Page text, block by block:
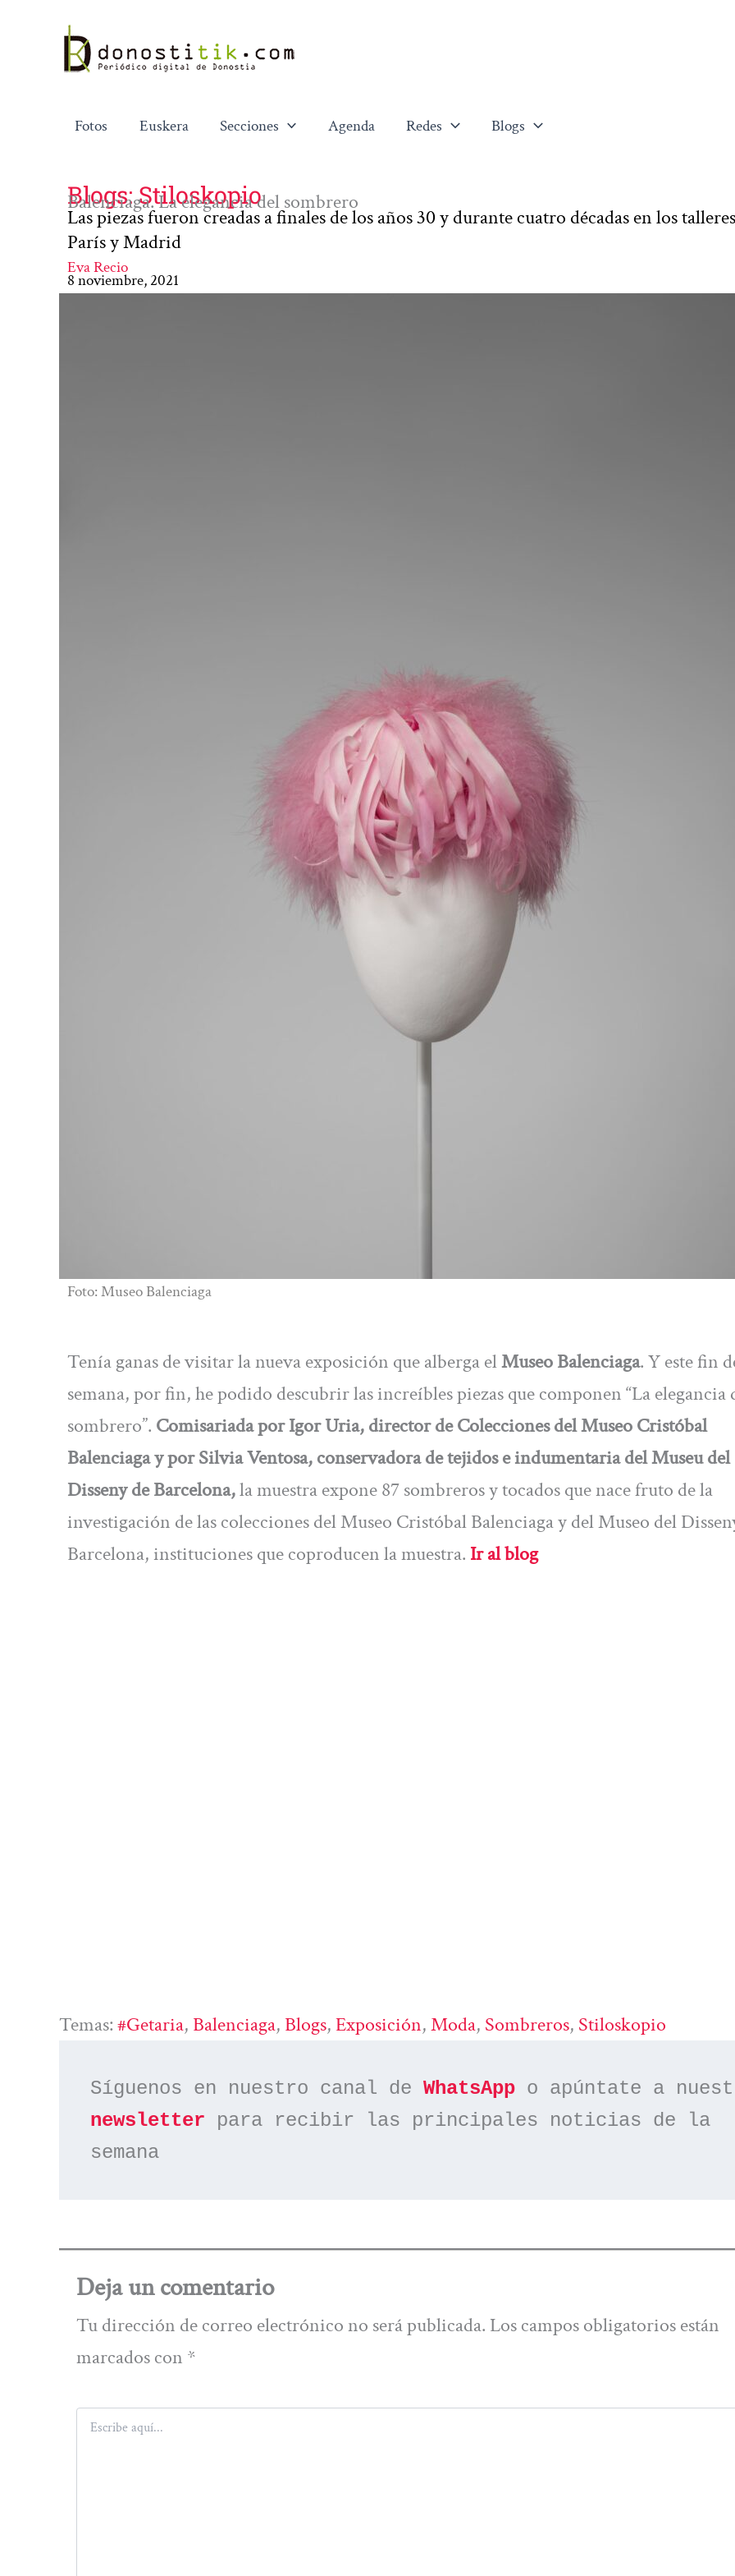
contenido
Fotos Euskera Secciones Agenda Redes Blogs
Blogs: Stiloskopio
Balenciaga. La elegancia del sombrero
Las piezas fueron creadas a finales de los años 30 y durante cuatro décadas en los
París y Madrid
Eva Recio
8 noviembre, 2021
Foto: Museo Balenciaga
Tenía ganas de visitar la nueva exposición que alberga elMuseo Balenciaga. Y este fin
semana, por fin, he podido descubrir las increíbles piezas que componen “La elegancia
sombrero”. Comisariada por Igor Uria, director de Colecciones del Museo Cristóbal
Balenciaga y por Silvia Ventosa, conservadora de tejidos e indumentaria del Museu del
Disseny de Barcelona,la muestra expone 87 sombreros y tocados que nace fruto de la
investigación de las colecciones del Museo Cristóbal Balenciaga y del Museo del
Barcelona, instituciones que coproducen la muestra. Ir al blog
Temas:#Getaria, Balenciaga, Blogs, Exposición, Moda, Sombreros, Stiloskopio
Síguenos en nuestro canal de WhatsApp
newsletter para recibir las principales noticias de la
semana
Deja un comentario
Tu dirección de correo electrónico no será publicada. Los campos obligatorios están
marcados con *
Escribe
aquí...